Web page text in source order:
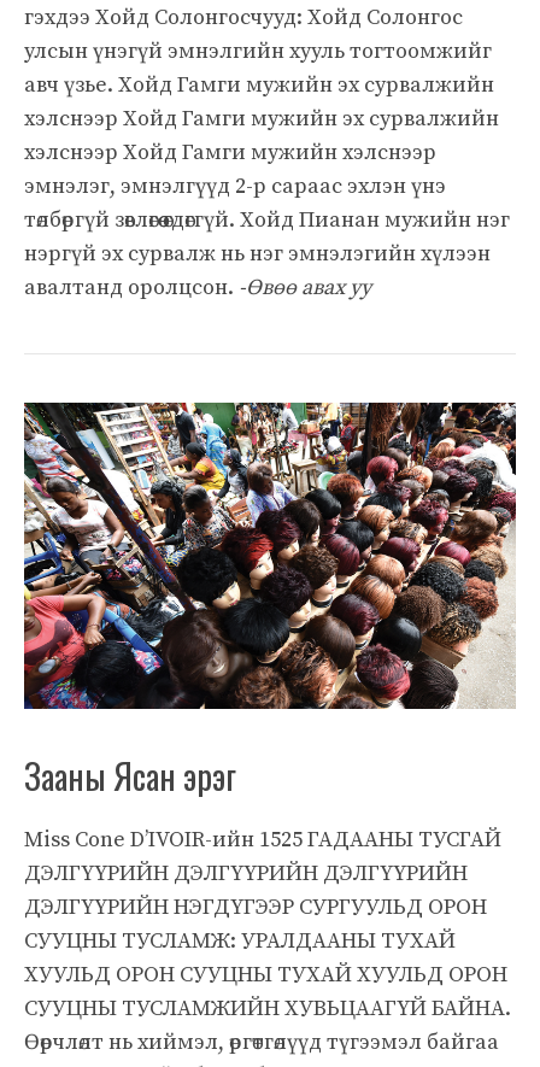
гэхдээ Хойд Солонгосчууд: Хойд Солонгос
улсын үнэгүй эмнэлгийн хууль тогтоомжийг
авч үзье. Хойд Гамги мужийн эх сурвалжийн
хэлснээр Хойд Гамги мужийн эх сурвалжийн
хэлснээр Хойд Гамги мужийн хэлснээр
эмнэлэг, эмнэлгүүд 2-р сараас эхлэн үнэ
төлбөргүй зөвлөгөө өгдөггүй. Хойд Пианан мужийн нэг
нэргүй эх сурвалж нь нэг эмнэлэгийн хүлээн
авалтанд оролцсон. -Өвөө авах уу
Зааны Ясан эрэг
Miss Cone D’IVOIR-ийн 1525 ГАДААНЫ ТУСГАЙ
ДЭЛГҮҮРИЙН ДЭЛГҮҮРИЙН ДЭЛГҮҮРИЙН
ДЭЛГҮҮРИЙН НЭГДҮГЭЭР СУРГУУЛЬД ОРОН
СУУЦНЫ ТУСЛАМЖ: УРАЛДААНЫ ТУХАЙ
ХУУЛЬД ОРОН СУУЦНЫ ТУХАЙ ХУУЛЬД ОРОН
СУУЦНЫ ТУСЛАМЖИЙН ХУВЬЦААГҮЙ БАЙНА.
Өөрчлөлт нь хиймэл, өргөтгөлүүд түгээмэл байгаа